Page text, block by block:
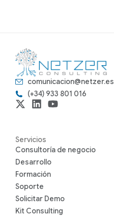
comunicacion@netzer.es
(+34) 933 801 016
Servicios
Consultoría de negocio
Desarrollo
Formación
Soporte
Solicitar Demo
Kit Consulting